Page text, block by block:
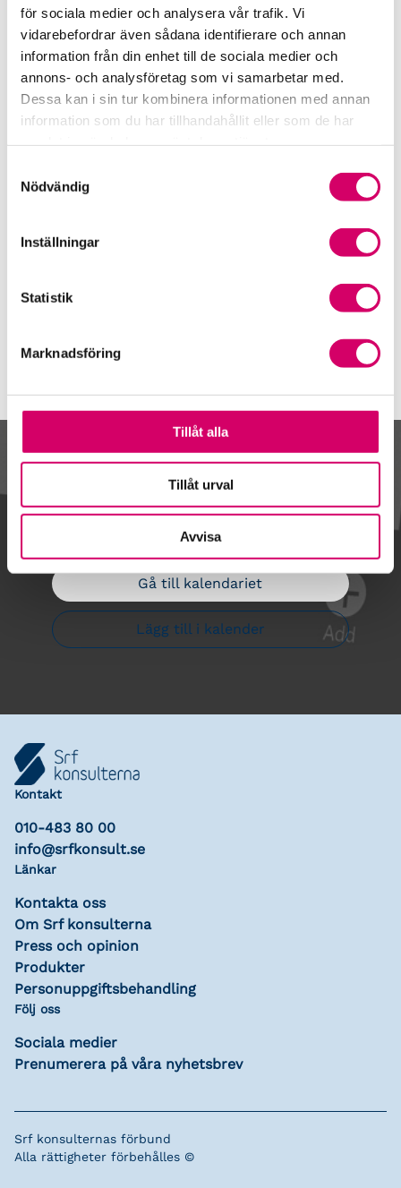
för sociala medier och analysera vår trafik. Vi
vidarebefordrar även sådana identifierare och annan
information från din enhet till de sociala medier och
annons- och analysföretag som vi samarbetar med.
Dessa kan i sin tur kombinera informationen med annan
information som du har tillhandahållit eller som de har
Nödvändig
Inställningar
Statistik
Marknadsföring
Tillåt alla
Tillåt urval
Avvisa
Srf Fokusrapport 2024 – insikter för hållbart
företagande
Våra nyhetskanaler
Tidningen Konsulten
Öppet brev till Myndigheten för yrkeshögskolan
Framtidsutsikter i lönebranschen
Kalendarium
Gå till kalendariet
Lägg till i kalender
Kontakt
010-483 80 00
info@srfkonsult.se
Länkar
Kontakta oss
Om Srf konsulterna
Press och opinion
Produkter
Personuppgiftsbehandling
Följ oss
Sociala medier
Prenumerera på våra nyhetsbrev
Srf konsulternas förbund
Alla rättigheter förbehålles ©